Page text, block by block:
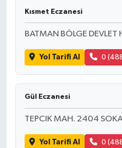
Kısmet Eczanesi
BATMAN BÖLGE DEVLET
Yol Tarifi Al 0
Gül Eczanesi
TEPCIK MAH. 2404
Yol Tarifi Al 0